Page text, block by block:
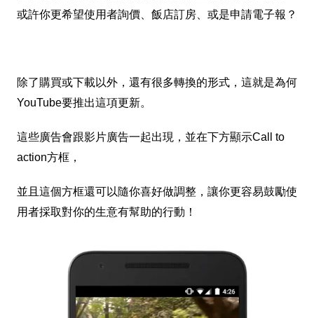
或許你更希望使用者詢價、飯店訂房、或是申請電子報？
除了購買或下載以外，還有很多轉換的形式 ，這就是為何
YouTube要推出這項更新。
這些廣告會跟影片廣告一起出現，並在下方顯示Call to
action方框，
並且這個方框還可以隨你喜好做調整，讓你更容易鼓勵使
用者採取對你的生意有幫助的行動！